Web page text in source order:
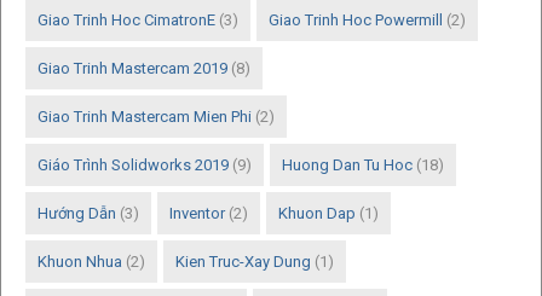
Giao Trinh Hoc CimatronE (3) Giao Trinh Hoc Powermill (2)
Giao Trinh Mastercam 2019 (8)
Giao Trinh Mastercam Mien Phi (2)
Giáo Trình Solidworks 2019 (9) Huong Dan Tu Hoc (18)
Hướng Dẫn (3) Inventor (2) Khuon Dap (1)
Khuon Nhua (2) Kien Truc-Xay Dung (1)